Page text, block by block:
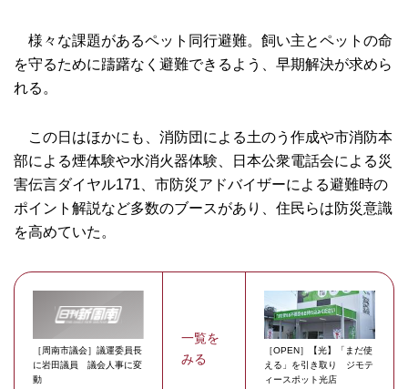
様々な課題があるペット同行避難。飼い主とペットの命
を守るために躊躇なく避難できるよう、早期解決が求めら
れる。
この日はほかにも、消防団による土のう作成や市消防本
部による煙体験や水消火器体験、日本公衆電話会による災
害伝言ダイヤル171、市防災アドバイザーによる避難時の
ポイント解説など多数のブースがあり、住民らは防災意識
を高めていた。
［周南市議会］議運委員長
に岩田議員 議会人事に変
動
一覧を
みる
［OPEN］【光】「まだ使
える」を引き取り ジモテ
ィースポット光店